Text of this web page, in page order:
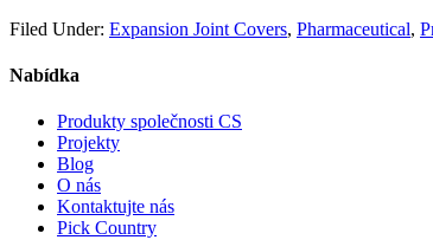
Filed Under: Expansion Joint Covers, Pharmaceutical,
Nabídka
Produkty společnosti CS
Projekty
Blog
O nás
Kontaktujte nás
Pick Country